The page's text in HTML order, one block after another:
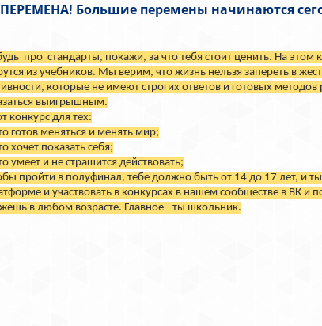
Большие перемены начинаются
про стандарты, покажи, за что тебя стоит ценить. На
из учебников. Мы верим, что жизнь нельзя запереть в
которые не имеют строгих ответов и готовых
выигрышным.
конкурс для тех:
готов меняться и менять мир;
хочет показать себя;
умеет и не страшится действовать;
пройти в полуфинал, тебе должно быть от 14 до 17 лет, и
и участвовать в конкурсах в нашем сообществе в ВК
в любом возрасте. Главное - ты школьник.